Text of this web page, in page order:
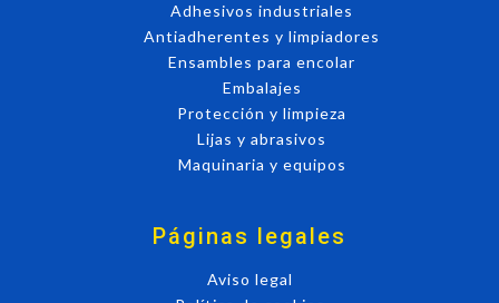
Adhesivos industriales
Antiadherentes y limpiadores
Ensambles para encolar
Embalajes
Protección y limpieza
Lijas y abrasivos
Maquinaria y equipos
Páginas legales
Aviso legal